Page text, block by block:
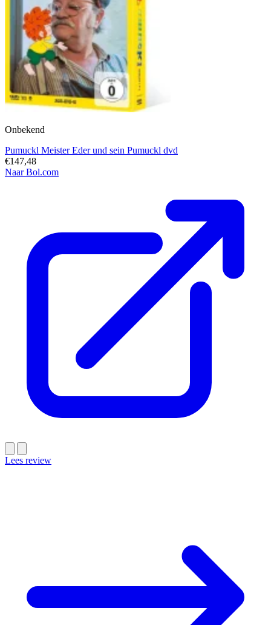
Onbekend
Pumuckl Meister Eder und sein Pumuckl dvd
€147,48
Naar Bol.com
Lees review